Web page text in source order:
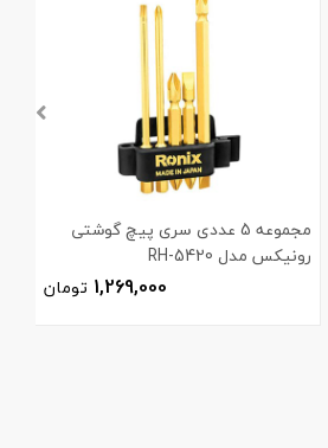
مجموعه 5 عددی سری پیچ گوشتی
رونیکس مدل RH-5420
1,269,000 تومان